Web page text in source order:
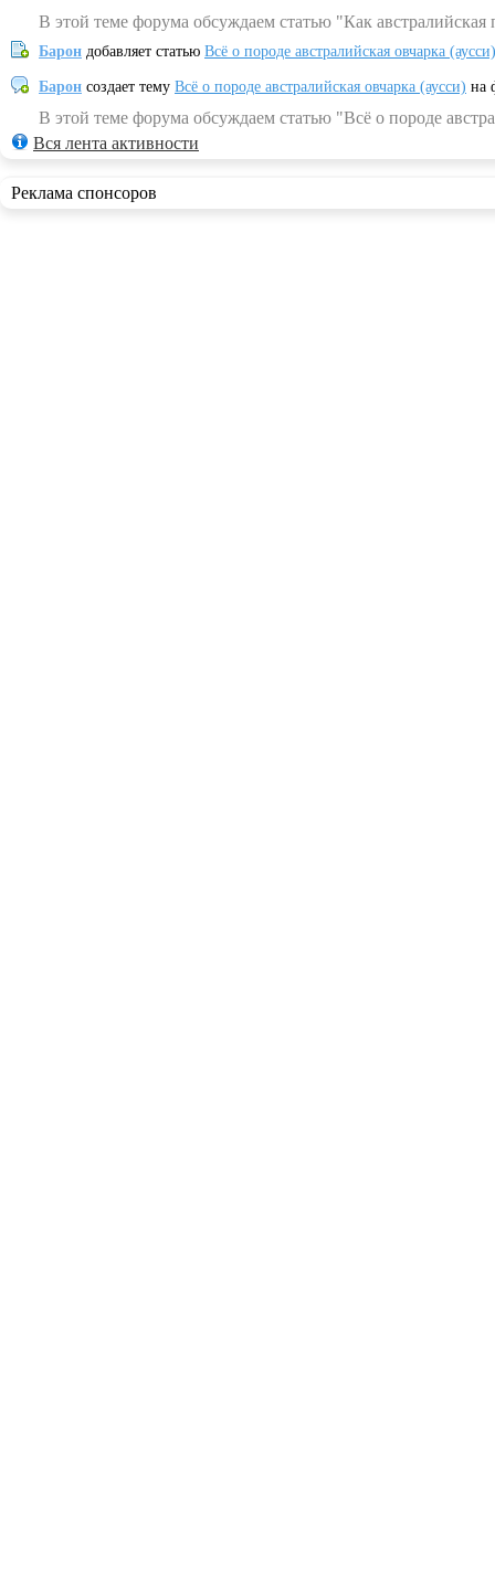
В этой теме форума обсуждаем статью "Как
Барон добавляет статью Всё о породе австралийская овчарка (аусси)
Барон создает тему Всё о породе австралийская овчарка (аусси) на
В этой теме форума обсуждаем статью "Всё о породе
Вся лента активности
Реклама спонсоров